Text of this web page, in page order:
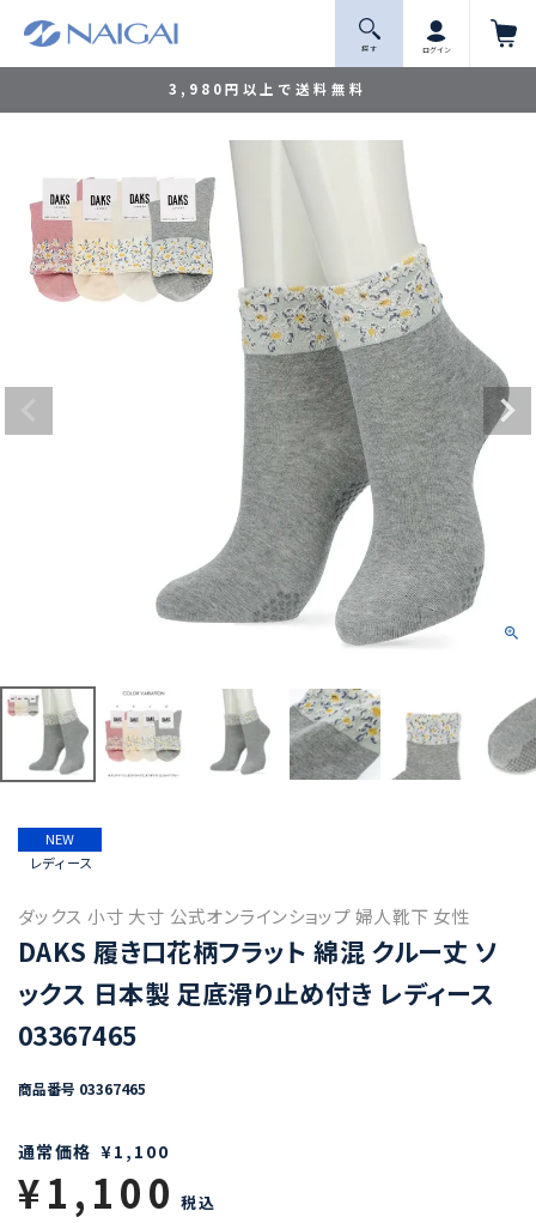
3,980円以上で送料無料
探 す ログイン
NEW
レディース
ダックス 小寸 大寸 公式オンラインショップ 婦人靴下 女性
DAKS 履き口花柄フラット 綿混 クルー丈 ソ
ックス 日本製 足底滑り止め付き レディース
03367465
商品番号 03367465
通常価格 ¥1,100
¥1,100 税込